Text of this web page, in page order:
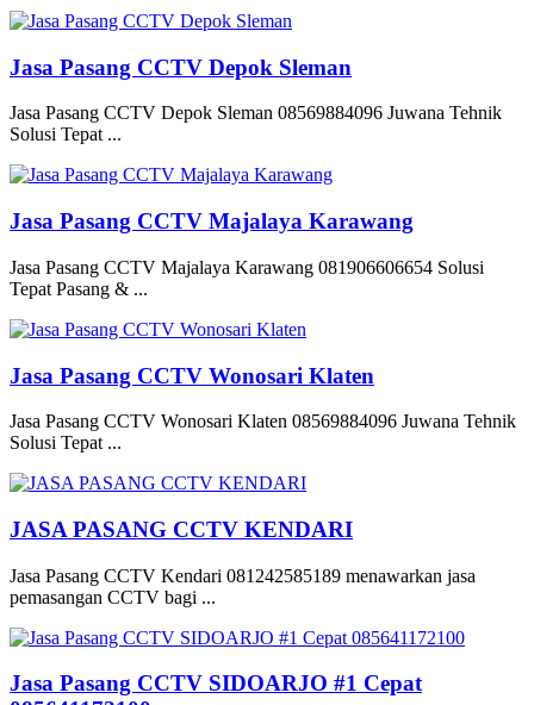
Jasa Pasang CCTV Depok Sleman
Jasa Pasang CCTV Depok Sleman 08569884096 Juwana Tehnik
Solusi Tepat ...
Jasa Pasang CCTV Majalaya Karawang
Jasa Pasang CCTV Majalaya Karawang 081906606654 Solusi
Tepat Pasang & ...
Jasa Pasang CCTV Wonosari Klaten
Jasa Pasang CCTV Wonosari Klaten 08569884096 Juwana Tehnik
Solusi Tepat ...
JASA PASANG CCTV KENDARI
Jasa Pasang CCTV Kendari 081242585189 menawarkan jasa
pemasangan CCTV bagi ...
Jasa Pasang CCTV SIDOARJO #1 Cepat